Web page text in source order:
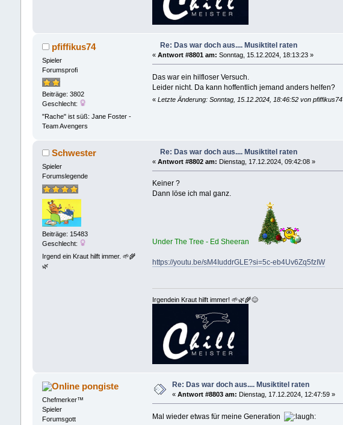
pfiffikus74
Spieler
Forumsprofi
Beiträge: 3802
Geschlecht:
"Rache" ist süß: Jane Foster -
Team Avengers
Re: Das war doch aus.... Musiktitel raten
«Antwort #8801 am: Sonntag, 15.12.2024, 18:13:23 »
Das war ein hilfloser Versuch.
Leider nicht. Da kann hoffentlich jemand anders helfen?
«Letzte Änderung: Sonntag, 15.12.2024, 18:46:52 von pfiffikus74
Schwester
Spieler
Forumslegende
Beiträge: 15483
Geschlecht:
Irgend ein Kraut hilft immer. 🌱🌾
🌿
Re: Das war doch aus.... Musiktitel raten
«Antwort #8802 am: Dienstag, 17.12.2024, 09:42:08 »
Keiner ?
Dann löse ich mal ganz.
Under The Tree - Ed Sheeran
https://youtu.be/sM4IuddrGLE?si=5c-eb4Uv6Zq5fzIW
Irgendein Kraut hilft immer! 🌱🌿🌾😊
pongiste
Chefmerker™
Spieler
Forumsgott
Re: Das war doch aus.... Musiktitel raten
« Antwort #8803 am: Dienstag, 17.12.2024, 12:47:59 »
Mal wieder etwas für meine Generation